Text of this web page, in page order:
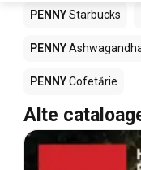
PENNYStarbucks
PENNY
PENNYCofetărie
Alte